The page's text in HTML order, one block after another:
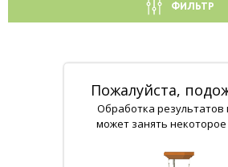
ФИЛЬТР
Пожалуйста,
Обработка результатов
может занять